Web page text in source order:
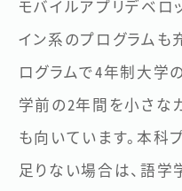
モバイルアプリデベロ
イン系のプログラムも
ログラムで4年制大学
学前の2年間を小さな
も向いています。本科
足りない場合は、語学